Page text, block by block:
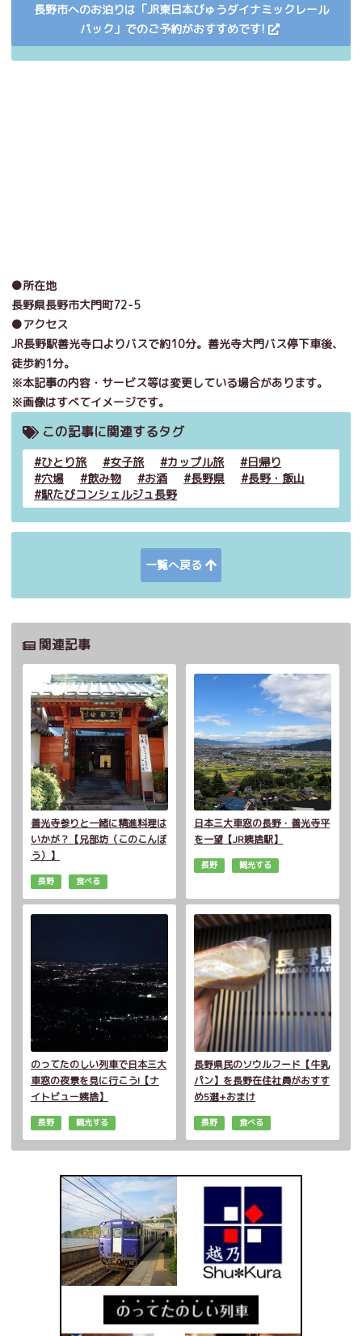
長野市へのお泊りは「JR東日本びゅうダイナミックレール
パック」でのご予約がおすすめです!
●所在地
長野県長野市大門町72-5
●アクセス
JR長野駅善光寺口よりバスで約10分。善光寺大門バス停下車後、
徒歩約1分。
※本記事の内容・サービス等は変更している場合があります。
※画像はすべてイメージです。
この記事に関連するタグ
ひとり旅 女子旅 カップル旅
日帰り
穴場
飲み物 お酒 長野県
長野・飯山
駅たびコンシェルジュ長野
一覧へ戻る
関連記事
善光寺参りと一緒に精進料理は
いかが？【兄部坊（このこんぼ
う）】
長野 食べる
日本三大車窓の長野・善光寺平
を一望【JR姨捨駅】
長野 観光する
のってたのしい列車で日本三大
車窓の夜景を見に行こう!【ナ
イトビュー姨捨】
長野 観光する
長野県民のソウルフード【牛乳
パン】を長野在住社員がおすす
め5選+おまけ
長野 食べる